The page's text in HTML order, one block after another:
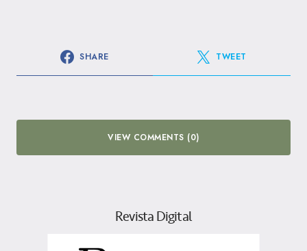
SHARE TWEET
VIEW COMMENTS (0)
Revista Digital